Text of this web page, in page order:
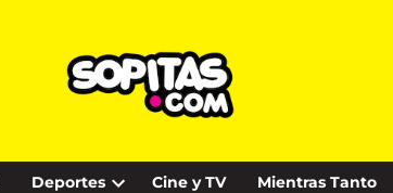
Deportes Cine y TV Mientras Tanto